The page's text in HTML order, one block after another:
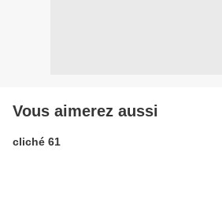
Vous aimerez aussi
cliché 61